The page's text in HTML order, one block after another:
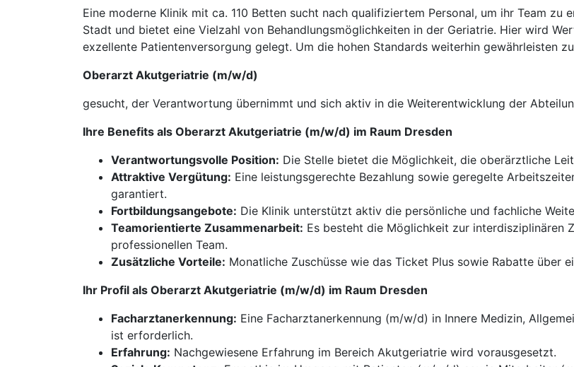
Eine moderne Klinik mit ca. 110 Betten sucht nach qualifiziertem Personal, um ihr Team
Stadt und bietet eine Vielzahl von Behandlungsmöglichkeiten in der Geriatrie. Hier wird
exzellente Patientenversorgung gelegt. Um die hohen Standards weiterhin gewährleisten
Oberarzt Akutgeriatrie (m/w/d)
gesucht, der Verantwortung übernimmt und sich aktiv in die Weiterentwicklung der
Ihre Benefits als Oberarzt Akutgeriatrie (m/w/d) im Raum Dresden
Verantwortungsvolle Position: Die Stelle bietet die Möglichkeit, die oberärztliche
Attraktive Vergütung: Eine leistungsgerechte Bezahlung sowie geregelte
garantiert.
Fortbildungsangebote: Die Klinik unterstützt aktiv die persönliche und fachliche
Teamorientierte Zusammenarbeit: Es besteht die Möglichkeit zur interdisziplinären
professionellen Team.
Zusätzliche Vorteile: Monatliche Zuschüsse wie das Ticket Plus sowie Rabatte über
Ihr Profil als Oberarzt Akutgeriatrie (m/w/d) im Raum Dresden
Facharztanerkennung: Eine Facharztanerkennung (m/w/d) in Innere Medizin,
ist erforderlich.
Erfahrung: Nachgewiesene Erfahrung im Bereich Akutgeriatrie wird vorausgesetzt.